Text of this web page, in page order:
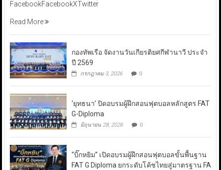
FacebookFacebookXTwitter
Read More
กองทัพเรือ จัดงานวันเกียรติยศกีฬานาวี ประจำ
ปี 2569
กรกฎาคม 3, 2026 0
‘ยุทธนา’ ปิดอบรมผู้ฝึกสอนฟุตบอลหลักสูตร FAT
G-Diploma
มิถุนายน 28, 2026 0
“บิ๊กหยิม” เปิดอบรมผู้ฝึกสอนฟุตบอลขั้นพื้นฐาน
FAT G Diploma ยกระดับโค้ชไทยสู่มาตรฐาน FA